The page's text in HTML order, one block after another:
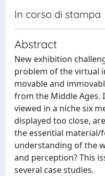
In corso di stampa
Abstract
New exhibition
problem of the virtual
movable and
from the Middle Ages.
viewed in a niche six
displayed too close,
the essential material/
understanding of the
and perception? This
several case studies.